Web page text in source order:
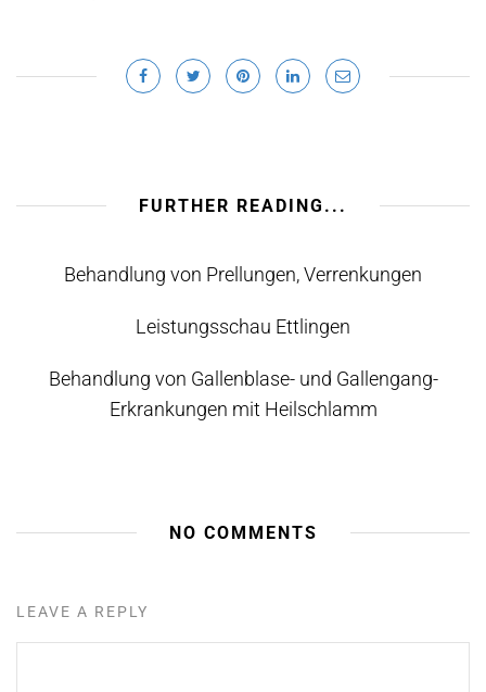
FURTHER READING...
Behandlung von Prellungen, Verrenkungen
Leistungsschau Ettlingen
Behandlung von Gallenblase- und Gallengang-
Erkrankungen mit Heilschlamm
NO COMMENTS
LEAVE A REPLY